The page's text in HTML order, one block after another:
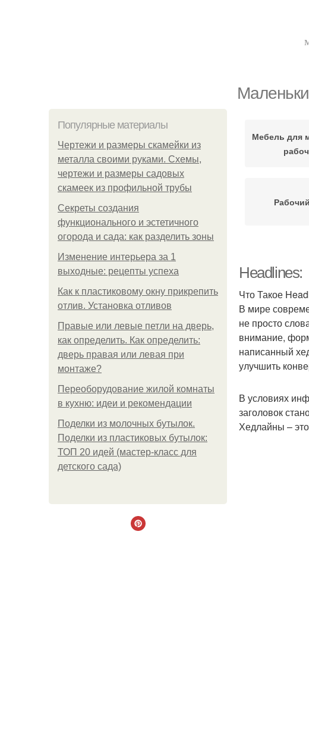
Популярные материалы
Чертежи и размеры скамейки из
металла своими руками. Схемы,
чертежи и размеры садовых
скамеек из профильной трубы
Секреты создания
функционального и эстетичного
огорода и сада: как разделить зоны
Изменение интерьера за 1
выходные: рецепты успеха
Как к пластиковому окну прикрепить
отлив. Установка отливов
Правые или левые петли на дверь,
как определить. Как определить:
дверь правая или левая при
монтаже?
Переоборудование жилой комнаты
в кухню: идеи и рекомендации
Поделки из молочных бутылок.
Поделки из пластиковых бутылок:
ТОП 20 идей (мастер-класс для
детского сада)
Мебель для
Headlines:
Что Такое
В мире
не просто
внимание,
написанный
улучшить
В условиях
заголовок
Хедлайны –